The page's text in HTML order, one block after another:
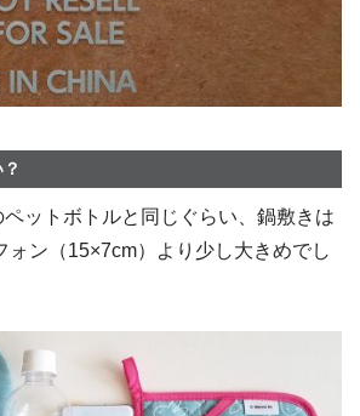
ットボトルと同じぐらい、鍋敷きは
ォン（15×7cm）より少し大きめでし